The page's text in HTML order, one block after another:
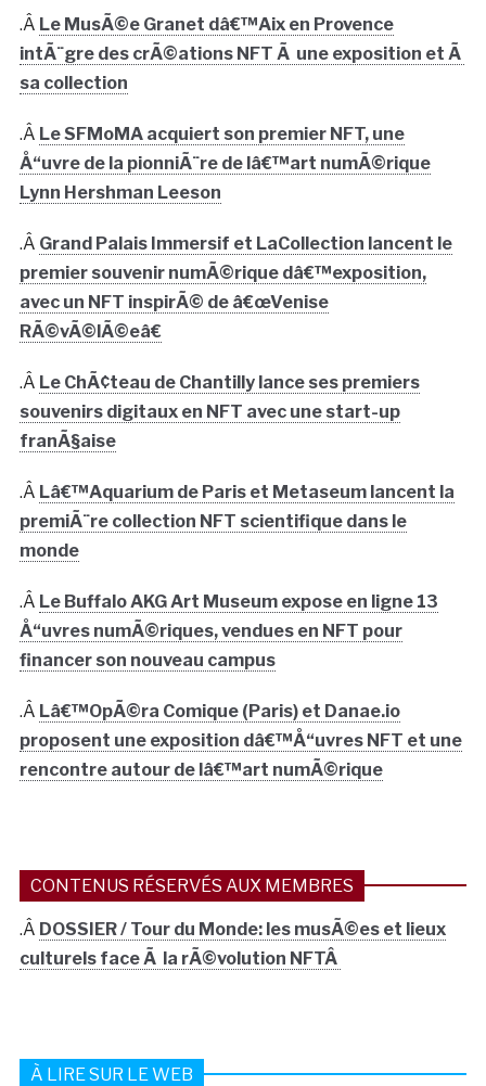
.Â Le MusÃ©e Granet dâ€™Aix en Provence
intÃ¨gre des crÃ©ations NFT Ã une exposition et Ã
sa collection
.Â Le SFMoMA acquiert son premier NFT, une
Å“uvre de la pionniÃ¨re de lâ€™art numÃ©rique
Lynn Hershman Leeson
.Â Grand Palais Immersif et LaCollection lancent le
premier souvenir numÃ©rique dâ€™exposition,
avec un NFT inspirÃ© de â€œVenise
RÃ©vÃ©lÃ©eâ€
.Â Le ChÃ¢teau de Chantilly lance ses premiers
souvenirs digitaux en NFT avec une start-up
franÃ§aise
.Â Lâ€™Aquarium de Paris et Metaseum lancent la
premiÃ¨re collection NFT scientifique dans le
monde
.Â Le Buffalo AKG Art Museum expose en ligne 13
Å“uvres numÃ©riques, vendues en NFT pour
financer son nouveau campus
.Â Lâ€™OpÃ©ra Comique (Paris) et Danae.io
proposent une exposition dâ€™Å“uvres NFT et une
rencontre autour de lâ€™art numÃ©rique
CONTENUS RÉSERVÉS AUX MEMBRES
.Â DOSSIER / Tour du Monde: les musÃ©es et lieux
culturels face Ã la rÃ©volution NFTÂ
À LIRE SUR LE WEB